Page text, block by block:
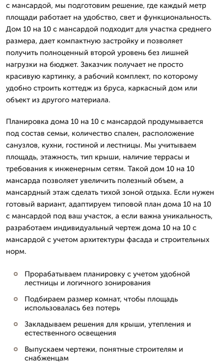
с мансардой, мы подготовим решение, где каждый метр
площади работает на удобство, свет и функциональность.
Дом 10 на 10 с мансардой подходит для участка среднего
размера, дает компактную застройку и позволяет
получить полноценный второй уровень без лишней
нагрузки на бюджет. Заказчик получает не просто
красивую картинку, а рабочий комплект, по которому
удобно строить коттедж из бруса, каркасный дом или
объект из другого материала.
Планировка дома 10 на 10 с мансардой продумывается
под состав семьи, количество спален, расположение
санузлов, кухни, гостиной и лестницы. Мы учитываем
площадь, этажность, тип крыши, наличие террасы и
требования к инженерным сетям. Такой дом 10 на 10
мансарда позволяет увеличить полезный объем, а
мансардный этаж сделать тихой зоной отдыха. Если нужен
готовый вариант, адаптируем типовой план дома 10 на 10
с мансардой под ваш участок, а если важна уникальность,
разработаем индивидуальный чертеж дома 10 на 10 с
мансардой с учетом архитектуры фасада и строительных
норм.
Прорабатываем планировку с учетом удобной
лестницы и логичного зонирования
Подбираем размер комнат, чтобы площадь
использовалась без потерь
Закладываем решения для крыши, утепления и
естественного освещения
Выпускаем чертежи, понятные строителям и
снабженцам